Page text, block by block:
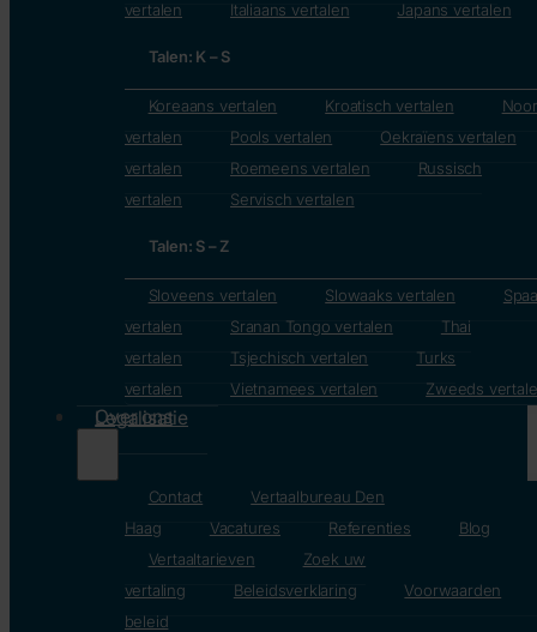
vertalen
Italiaans vertalen Japans vertalen
Talen: K – S
Koreaans vertalen Kroatisch vertalen
vertalen
Pools vertalen
Oekraïens vertalen
vertalen
Roemeens vertalen
Russisch
vertalen
Servisch vertalen
Talen: S – Z
Sloveens vertalen Slowaaks vertalen
vertalen
Sranan Tongo vertalen
Thai
vertalen
Tsjechisch vertalen
Turks
vertalen
Vietnamees vertalen Zweeds
Legalisatie
Over ons
Contact
Vertaalbureau Den
Haag
Vacatures Referenties
Blog
Vertaaltarieven
Zoek uw
vertaling
Beleidsverklaring
Voorwaarden
beleid